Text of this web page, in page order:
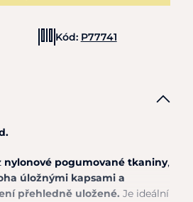
Kód: P77741
nylonové pogumované tkaniny,
úložnými kapsami a
přehledně uložené. Je ideální